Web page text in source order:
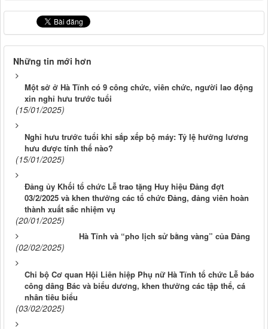
Những tin mới hơn
Một sở ở Hà Tĩnh có 9 công chức, viên chức, người lao động
xin nghỉ hưu trước tuổi
(15/01/2025)
Nghỉ hưu trước tuổi khi sắp xếp bộ máy: Tỷ lệ hưởng lương
hưu được tính thế nào?
(15/01/2025)
Đảng ủy Khối tổ chức Lễ trao tặng Huy hiệu Đảng đợt
03/2/2025 và khen thưởng các tổ chức Đảng, đảng viên hoàn
thành xuất sắc nhiệm vụ
(20/01/2025)
Hà Tĩnh và “pho lịch sử bằng vàng” của Đảng
(02/02/2025)
Chi bộ Cơ quan Hội Liên hiệp Phụ nữ Hà Tĩnh tổ chức Lễ báo
công dâng Bác và biểu dương, khen thưởng các tập thể, cá
nhân tiêu biểu
(03/02/2025)